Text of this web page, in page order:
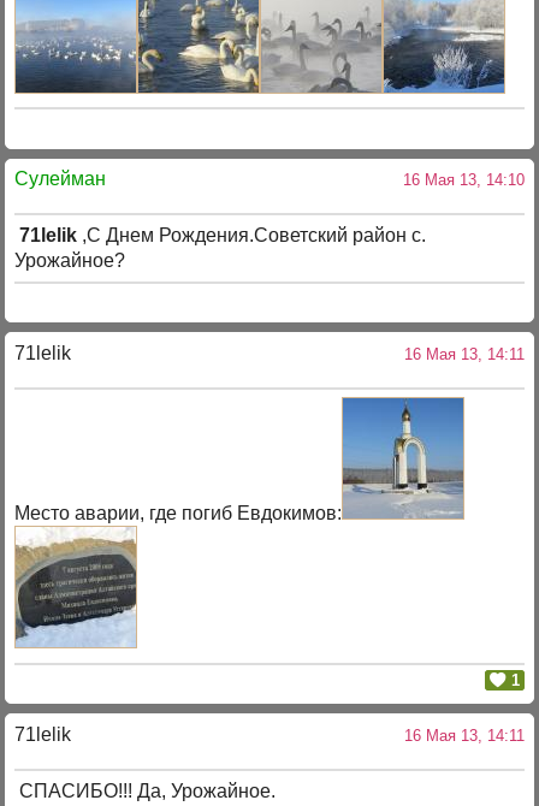
Сулейман 16 Мая 13, 14:10
71lelik ,С Днем Рождения.Советский район с.
Урожайное?
71lelik 16 Мая 13, 14:11
Место аварии, где погиб Евдокимов:
1
71lelik 16 Мая 13, 14:11
СПАСИБО!!! Да, Урожайное.